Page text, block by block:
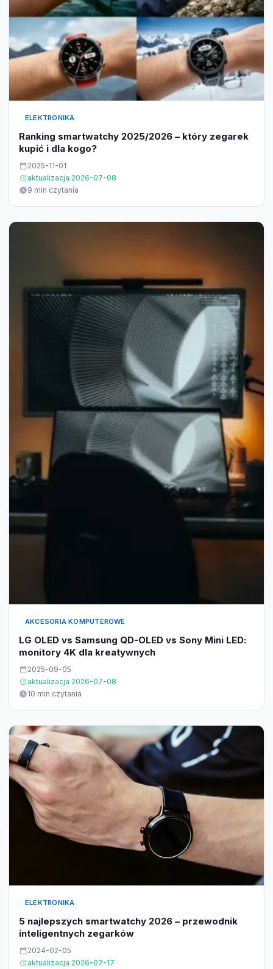
ELEKTRONIKA
Ranking smartwatchy 2025/2026 – który zegarek
kupić i dla kogo?
2025-11-01
aktualizacja 2026-07-08
9 min czytania
AKCESORIA KOMPUTEROWE
LG OLED vs Samsung QD-OLED vs Sony Mini LED:
monitory 4K dla kreatywnych
2025-09-05
aktualizacja 2026-07-08
10 min czytania
ELEKTRONIKA
5 najlepszych smartwatchy 2026 – przewodnik
inteligentnych zegarków
2024-02-05
aktualizacja 2026-07-17